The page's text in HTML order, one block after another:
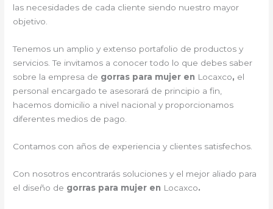
las necesidades de cada cliente siendo nuestro mayor
objetivo.
Tenemos un amplio y extenso portafolio de productos y
servicios. Te invitamos a conocer todo lo que debes saber
sobre la empresa de gorras para mujer en Locaxco, el
personal encargado te asesorará de principio a fin,
hacemos domicilio a nivel nacional y proporcionamos
diferentes medios de pago.
Contamos con años de experiencia y clientes satisfechos.
Con nosotros encontrarás soluciones y el mejor aliado para
el diseño de gorras para mujer en Locaxco.